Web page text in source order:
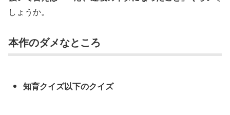
しょうか。
本作のダメなところ
知育クイズ以下のクイズ